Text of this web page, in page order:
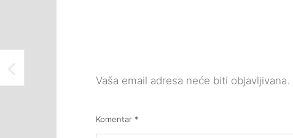
Vaša email adresa neće biti objavljivana.
Komentar *